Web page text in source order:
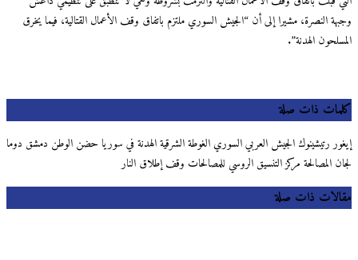
وجبهة النصرة، مشيرا إلى أن “الجيش السوري ملتزم باتفاق وقف الأعمال القتالية، فيما يخرق
المسلحون الهدنة”.
كلمات ذات صلة
إيغور رتيشينوك الجيش العربي السوري الغوطة الشرقية الهدنة في سوريا حضن الوطن دمشق دوما
لجان المصالحة مركز التنسيق الروسي للمصالحات وقف إطلاق النار
مقالات ذات صلة